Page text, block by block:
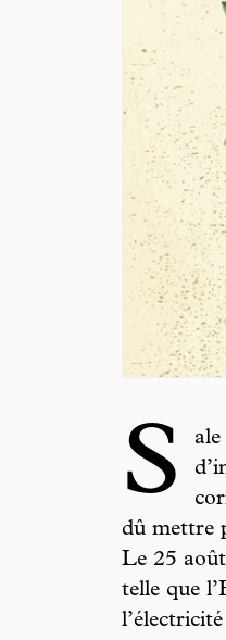
S
dû mettre
Le 25
telle que